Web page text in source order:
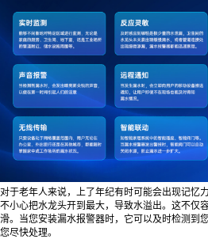
对于老年人来说，上了年纪有时可能会出现记忆
不小心把水龙头开到最大，导致水溢出。这不仅
滑。当您安装漏水报警器时，它可以及时检测到
您尽快处理。